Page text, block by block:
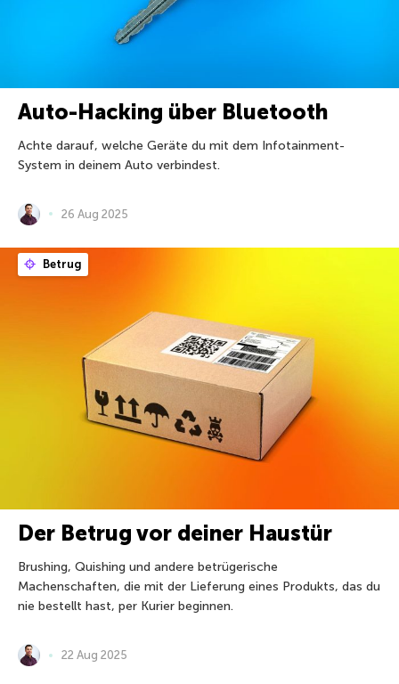
Auto-Hacking über Bluetooth
Achte darauf, welche Geräte du mit dem Infotainment-
System in deinem Auto verbindest.
26 Aug 2025
Betrug
Der Betrug vor deiner Haustür
Brushing, Quishing und andere betrügerische
Machenschaften, die mit der Lieferung eines Produkts, das du
nie bestellt hast, per Kurier beginnen.
22 Aug 2025